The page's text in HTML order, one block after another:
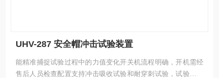
UHV-287 安全帽冲击试验装置
能精准捕捉试验过程中的力值变化开关机流程明确，开机需经
售后人员检查配置支持冲击吸收试验和耐穿刺试验，试验过程